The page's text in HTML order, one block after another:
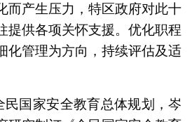
而产生压力，特区政府对此十
提供各项关怀支援。优化职程
化管理为方向，持续评估及适
民国家安全教育总体规划，岑